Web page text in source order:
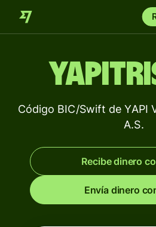
Código BIC/Swift de YAPI
A.S.
Recibe dinero
Envía dinero